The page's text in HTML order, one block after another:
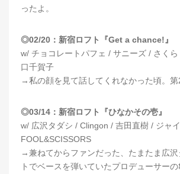
ったよ。
◎02/20：新宿ロフト『Get a chance!』
w/ チョコレートパフェ / サニーズ / さく
口千賀子
→私の顔を見て話してくれなかった頃。第
◎03/14：新宿ロフト『ひなかその壱』
w/ 広沢タダシ / Clingon / 吉田直樹 / ジャ
FOOL&SCISSORS
→兼ねてからファンだった、たまたま広
トでベースを弾いていたプロデューサー